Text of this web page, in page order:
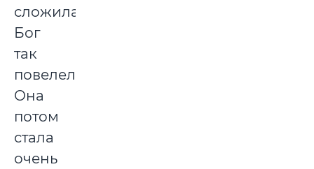
сложилась.
Бог
так
повелел».
Она
потом
стала
очень